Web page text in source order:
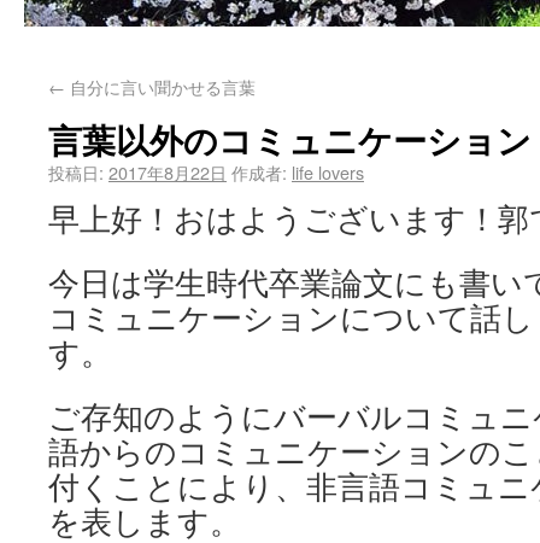
← 自分に言い聞かせる言葉
言葉以外のコミュニケーション
投稿日: 2017年8月22日 作成者: life lovers
早上好！おはようございます！郭
今日は学生時代卒業論文にも書
コミュニケーションについて話
す。
ご存知のようにバーバルコミュ
語からのコミュニケーションの
付くことにより、非言語コミュ
を表します。